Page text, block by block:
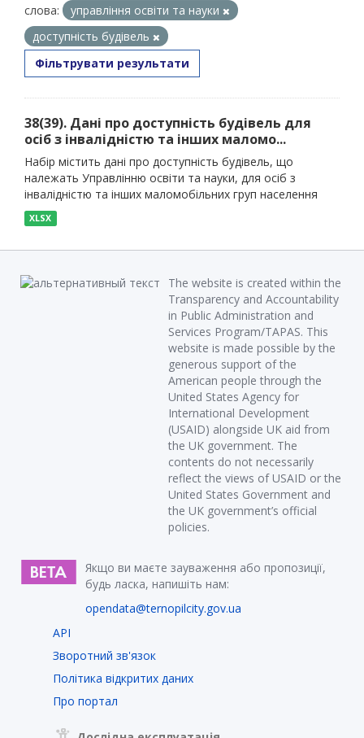
слова:
управління освіти та науки
доступність будівель
Фільтрувати результати
38(39). Дані про доступність будівель для
осіб з інвалідністю та інших маломо...
Набір містить дані про доступність будівель, що
належать Управлінню освіти та науки, для осіб з
інвалідністю та інших маломобільних груп населення
XLSX
The website is created within the
Transparency and Accountability
in Public Administration and
Services Program/TAPAS. This
website is made possible by the
generous support of the
American people through the
United States Agency for
International Development
(USAID) alongside UK aid from
the UK government. The
contents do not necessarily
reflect the views of USAID or the
United States Government and
the UK government’s official
policies.
Якщо ви маєте зауваження або пропозиції,
будь ласка, напишіть нам:
opendata@ternopilcity.gov.ua
API
Зворотний зв'язок
Політика відкритих даних
Про портал